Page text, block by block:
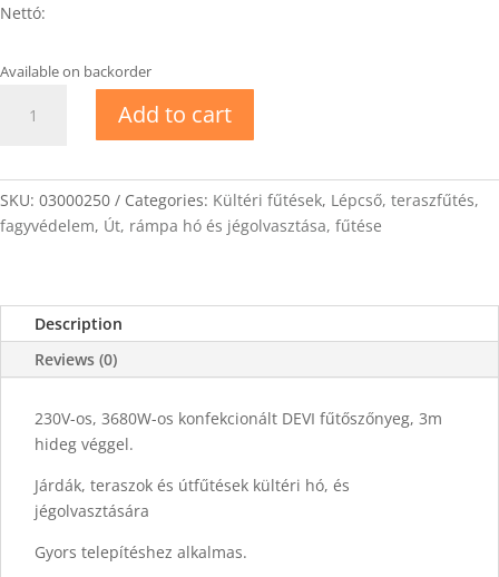
Nettó:
Available on backorder
30/300
x
0,5m
Add to cart
SKU: 03000250 Categories: Kültéri fűtések, Lépcső, teraszfűtés,
fagyvédelem, Út, rámpa hó és jégolvasztása, fűtése
Description
Reviews (0)
230V-os, 3680W-os konfekcionált DEVI fűtőszőnyeg, 3m
hideg véggel.
Járdák, teraszok és útfűtések kültéri hó, és
jégolvasztására
Gyors telepítéshez alkalmas.